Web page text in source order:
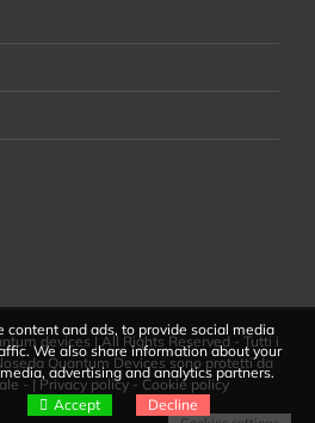
devices | All Rights Reserved - Tutti i
Quantum Devices sono protetti da
- |Privacy policy-Cookie policy
content and ads, to provide social media
We also share information about your
advertising and analytics partners.
Accept Decline